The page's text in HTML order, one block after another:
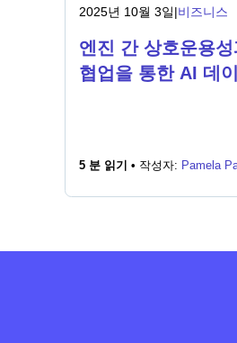
2025년 10월 3일|비즈니스
엔진 간 상호운용
협업을 통한 AI 데
5 분 읽기 • 작성자: Pamela